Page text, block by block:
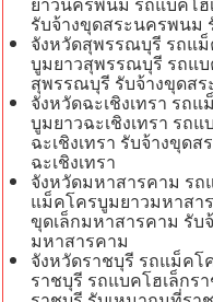
รับจ้างขุดสระนครพนม
จังหวัดสุพรรณบุรี รถแ
บูมยาวสุพรรณบุรี รถแ
สุพรรณบุรี รับจ้างขุดส
จังหวัดฉะเชิงเทรา รถ
บูมยาวฉะเชิงเทรา รถแ
ฉะเชิงเทรา รับจ้างขุดส
ฉะเชิงเทรา
จังหวัดมหาสารคาม ร
แม็คโครบูมยาวมหาสา
ขุดเล็กมหาสารคาม รับ
มหาสารคาม
จังหวัดราชบุรี รถแม็คโ
ราชบุรี รถแบคโฮเล็กร